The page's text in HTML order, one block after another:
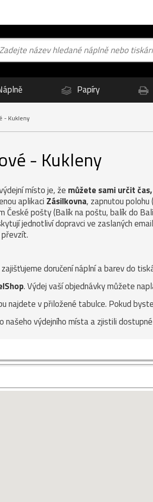
Papíry
- Kukleny
- Kukleny
místo je, že můžete sami určit
aplikaci Zásilkovna, zapnutou polohu
České pošty (Balík na poštu, balík do
jednotliví dopravci ve zaslaných
zajišťujeme doručení náplní a barev do
. Výdej vaší objednávky můžete
najdete v přiložené tabulce. Pokud
výdejního místa a zjistili